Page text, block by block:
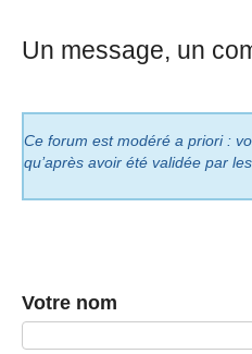
Un message, un
Ce forum est modéré a priori :
qu’après avoir été validée par
Votre nom